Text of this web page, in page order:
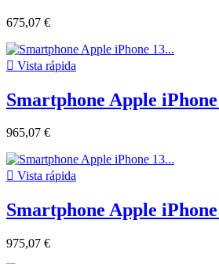
675,07 €
 Vista rápida
Smartphone Apple
965,07 €
 Vista rápida
Smartphone Apple
975,07 €